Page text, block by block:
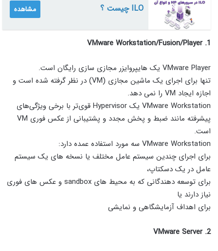
ILO چیست ؟ مشاهده
1. VMware Workstation/Fusion/Player
VMware Player یک هایپروایزر مجازی سازی رایگان است.
تنها برای اجرای یک ماشین مجازی (VM) در نظر گرفته شده است و
اجازه ایجاد VM را نمی دهد.
VMware Workstation یک Hypervisor قوی‌تر با برخی ویژگی‌های
پیشرفته مانند ضبط و پخش مجدد و پشتیبانی از عکس فوری VM
است.
VMware Workstation سه مورد استفاده عمده دارد:
برای اجرای چندین سیستم عامل مختلف یا نسخه های یک سیستم
عامل در یک دسکتاپ،
برای توسعه دهندگانی که به محیط های sandbox و عکس های فوری
نیاز دارند یا
برای اهداف آزمایشگاهی و نمایشی
2. VMware Server